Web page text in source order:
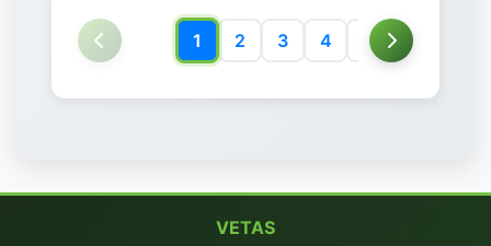
1 2 3 4 5 6
VETAS